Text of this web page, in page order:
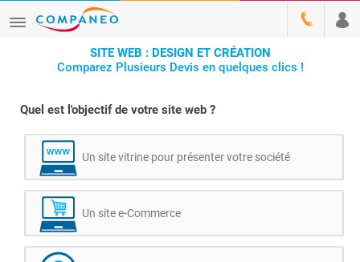
SITE WEB : DESIGN ET CRÉATION
Comparez Plusieurs Devis en quelques clics !
Quel est l'objectif de votre site web ?
Un site vitrine pour présenter votre société
Un site e-Commerce